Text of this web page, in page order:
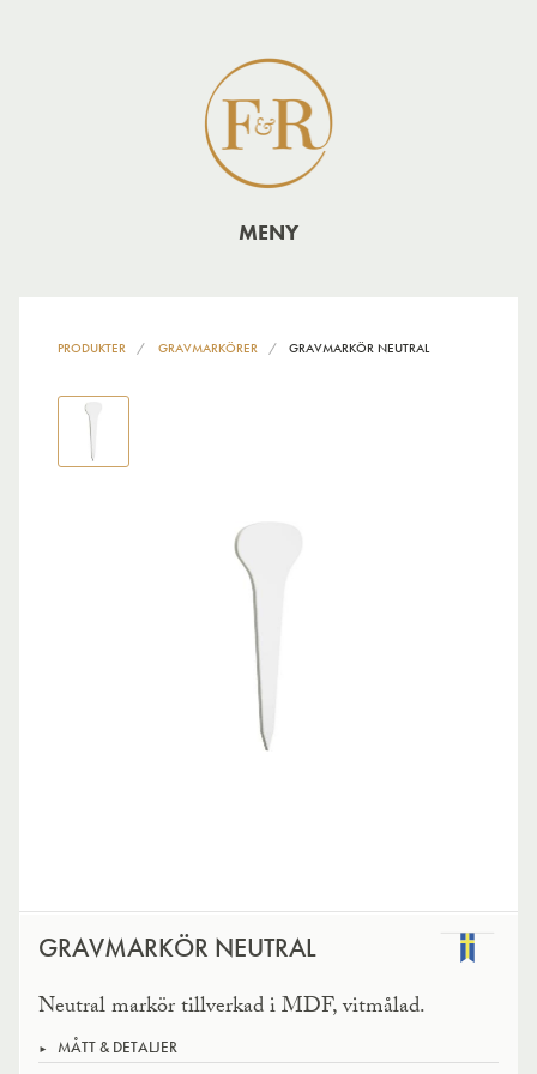
MENY
PRODUKTER GRAVMARKÖRER GRAVMARKÖR NEUTRAL
GRAVMARKÖR NEUTRAL
Neutral markör tillverkad i MDF, vitmålad.
MÅTT & DETALJER